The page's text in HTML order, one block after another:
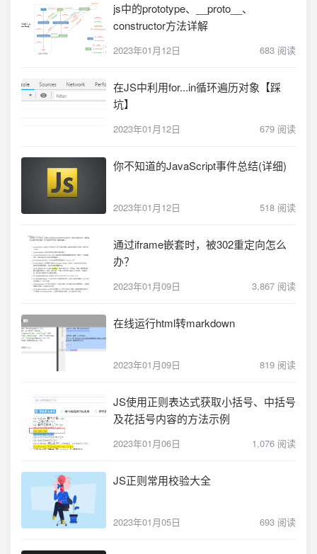
js中的prototype、__proto__、
constructor方法详解
2023年01月12日 683 阅读
在JS中利用for...in循环遍历对象【踩
坑】
2023年01月12日 679 阅读
你不知道的JavaScript事件总结(详细)
2023年01月12日 518 阅读
通过iframe嵌套时，被302重定向怎么
办？
2023年01月09日 3,867 阅读
在线运行html转markdown
2023年01月09日 819 阅读
JS使用正则表达式获取小括号、中括号
及花括号内容的方法示例
2023年01月06日 1,076 阅读
JS正则常用校验大全
2023年01月05日 693 阅读